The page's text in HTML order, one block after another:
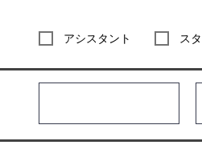
アシスタント ス